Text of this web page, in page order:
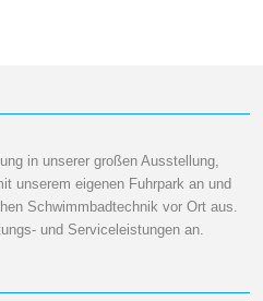
in unserer großen Ausstellung,
unserem eigenen Fuhrpark an und
Schwimmbadtechnik vor Ort aus.
und Serviceleistungen an.